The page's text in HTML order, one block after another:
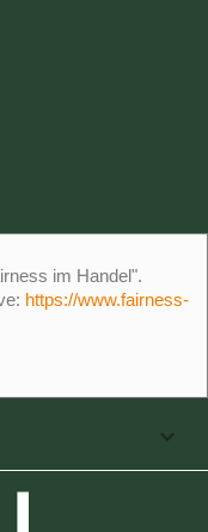
im Handel".
https://www.fairness-
